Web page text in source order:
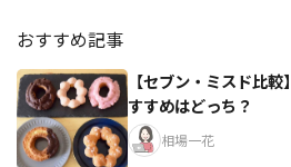
おすすめ記事
【セブン・ミスド比
すすめはどっち？
相場一花